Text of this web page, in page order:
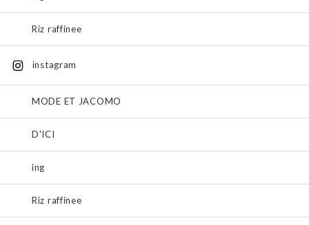
Riz raffinee
instagram
MODE ET JACOMO
D'ICI
ing
Riz raffinee